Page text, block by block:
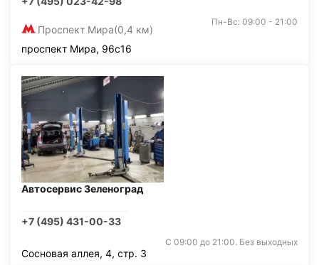
Проспект Мира(0,4 км)
Пн-Вс: 09:00 - 21:00
проспект Мира, 96с16
Автосервис Зеленоград
+7 (495) 431-00-33
С 09:00 до 21:00. Без выходных
Сосновая аллея, 4, стр. 3